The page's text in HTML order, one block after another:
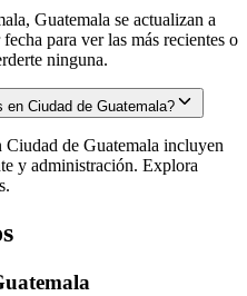
Guatemala se actualizan a
para ver las más recientes o
ninguna.
Ciudad de Guatemala?
Ciudad de Guatemala incluyen
y administración. Explora